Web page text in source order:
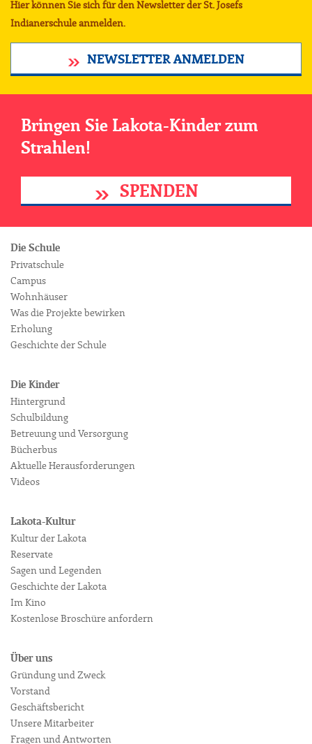
Hier können Sie sich für den Newsletter der St. Josefs
Indianerschule anmelden.
NEWSLETTER ANMELDEN
Bringen Sie Lakota-Kinder zum
Strahlen!
SPENDEN
Die Schule
Privatschule
Campus
Wohnhäuser
Was die Projekte bewirken
Erholung
Geschichte der Schule
Die Kinder
Hintergrund
Schulbildung
Betreuung und Versorgung
Bücherbus
Aktuelle Herausforderungen
Videos
Lakota-Kultur
Kultur der Lakota
Reservate
Sagen und Legenden
Geschichte der Lakota
Im Kino
Kostenlose Broschüre anfordern
Über uns
Gründung und Zweck
Vorstand
Geschäftsbericht
Unsere Mitarbeiter
Fragen und Antworten